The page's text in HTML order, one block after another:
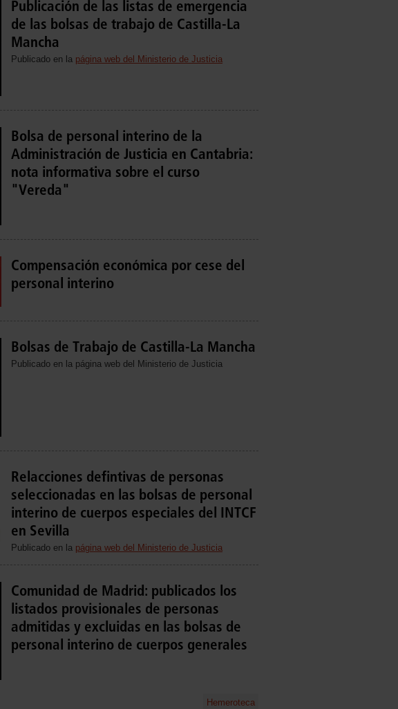
Publicación de las listas de emergencia
de las bolsas de trabajo de Castilla-La
Mancha
Publicado en la página web del Ministerio de Justicia
Bolsa de personal interino de la
Administración de Justicia en Cantabria:
nota informativa sobre el curso
"Vereda"
Compensación económica por cese del
personal interino
Bolsas de Trabajo de Castilla-La Mancha
Publicado en la página web del Ministerio de Justicia
Relacciones defintivas de personas
seleccionadas en las bolsas de personal
interino de cuerpos especiales del INTCF
en Sevilla
Publicado en la página web del Ministerio de Justicia
Comunidad de Madrid: publicados los
listados provisionales de personas
admitidas y excluidas en las bolsas de
personal interino de cuerpos generales
Hemeroteca